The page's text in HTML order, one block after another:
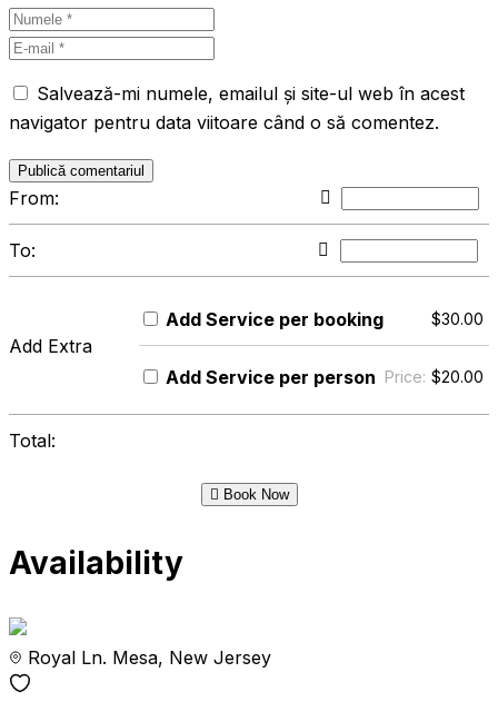
Salvează-mi numele, emailul și site-ul web în acest
navigator pentru data viitoare când o să comentez.
From:
To:
Add Extra
Add Service per booking $30.00
Add Service per person Price: $20.00
Total:
Book Now
Availability
Royal Ln. Mesa, New Jersey